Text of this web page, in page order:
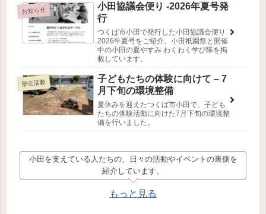
お知らせ
小田協議会便り -2026年夏号発
行
つくば市小田で発行した小田協議会便り
2026年夏号をご紹介。小田祇園祭と開催
中の小田の夏やすみ わくわく学び隊を掲
載しています。
部会活動
子どもたちの体験に向けて – 7
月下旬の環境整備
夏休みを迎えたつくば市小田で、子ども
たちの体験活動に向けた7月下旬の環境整
備を行いました。
小田を支えている人たちの、日々の活動やイベントの裏側を
紹介しています。
もっと見る